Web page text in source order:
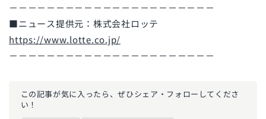
－－－－－－－－－－－－－－－－－－－－－－
■ニュース提供元：株式会社ロッテ
https://www.lotte.co.jp/
－－－－－－－－－－－－－－－－－－－－－－
この記事が気に入ったら、ぜひシェア・フォローしてくださ
い！